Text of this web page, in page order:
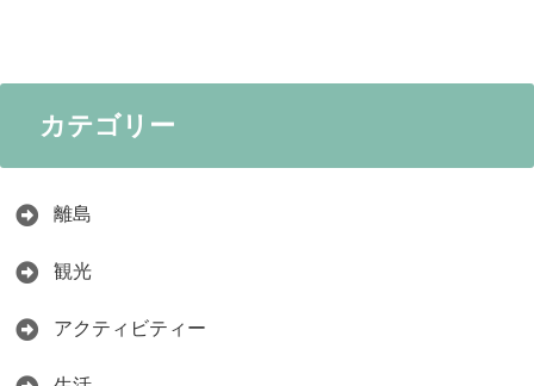
カテゴリー
離島
観光
アクティビティー